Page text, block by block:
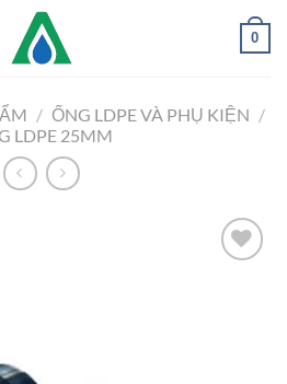
0
/ ỐNG LDPE VÀ PHỤ KIỆN /
LDPE 25MM